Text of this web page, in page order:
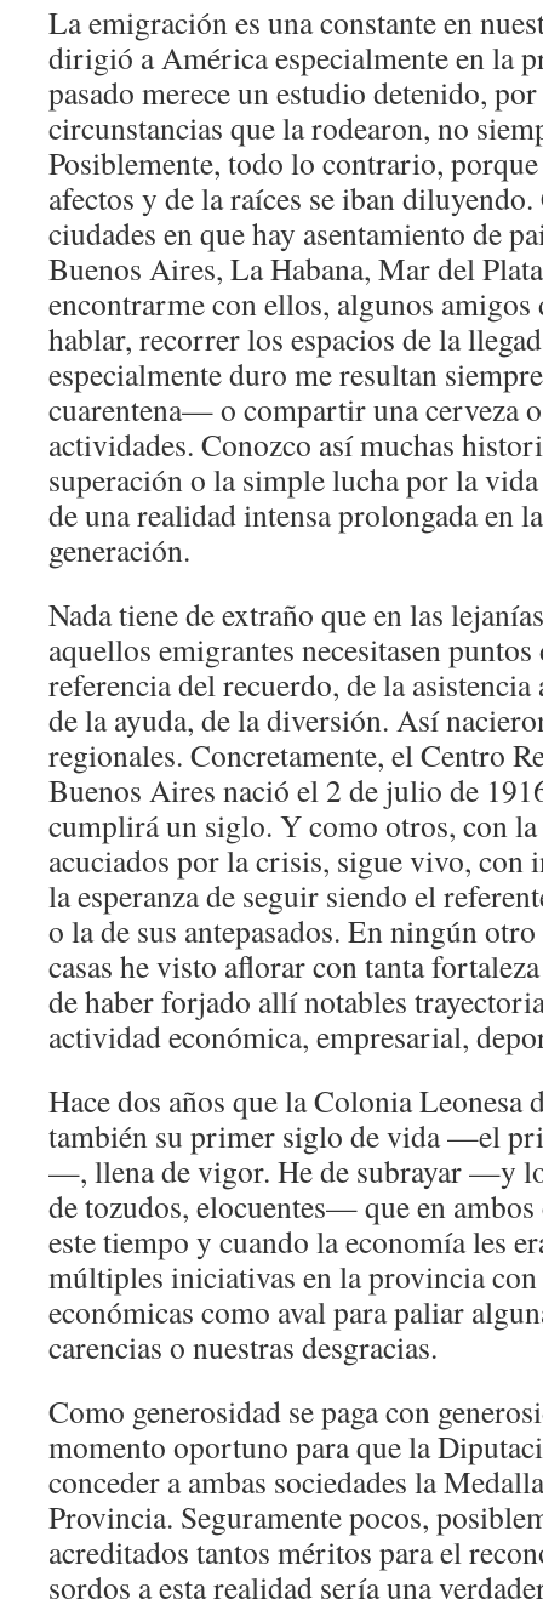
La emigración es una constante en
dirigió a América especialmente en la
pasado merece un estudio detenido,
circunstancias que la rodearon, no
Posiblemente, todo lo contrario,
afectos y de la raíces se iban
ciudades en que hay asentamiento de
Buenos Aires, La Habana, Mar del
encontrarme con ellos, algunos amigos
hablar, recorrer los espacios de la
especialmente duro me resultan
cuarentena— o compartir una cerveza
actividades. Conozco así muchas
superación o la simple lucha por la
de una realidad intensa prolongada en
generación.
Nada tiene de extraño que en las
aquellos emigrantes necesitasen
referencia del recuerdo, de la asistencia
de la ayuda, de la diversión. Así
regionales. Concretamente, el Centro
Buenos Aires nació el 2 de julio de
cumplirá un siglo. Y como otros, con la
acuciados por la crisis, sigue vivo, con
la esperanza de seguir siendo el
o la de sus antepasados. En ningún
casas he visto aflorar con tanta
de haber forjado allí notables
actividad económica, empresarial,
Hace dos años que la Colonia Leonesa
también su primer siglo de vida —el
—, llena de vigor. He de subrayar —y
de tozudos, elocuentes— que en ambos
este tiempo y cuando la economía les
múltiples iniciativas en la provincia con
económicas como aval para paliar
carencias o nuestras desgracias.
Como generosidad se paga con
momento oportuno para que la
conceder a ambas sociedades la
Provincia. Seguramente pocos,
acreditados tantos méritos para el
sordos a esta realidad sería una